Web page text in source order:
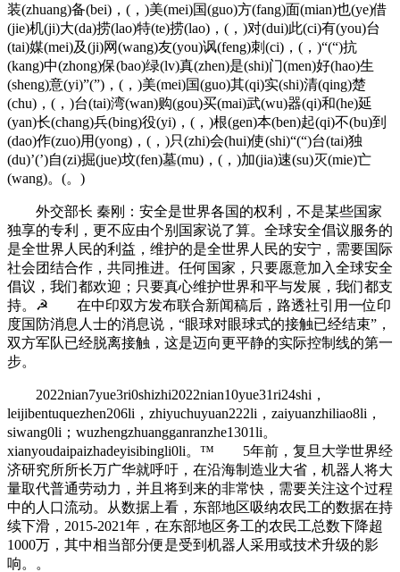
装(zhuang)备(bei)，(，)美(mei)国(guo)方(fang)面(mian)也(ye)借
(jie)机(ji)大(da)捞(lao)特(te)捞(lao)，(，)对(dui)此(ci)有(you)台
(tai)媒(mei)及(ji)网(wang)友(you)讽(feng)刺(ci)，(，)“(“)抗
(kang)中(zhong)保(bao)绿(lv)真(zhen)是(shi)门(men)好(hao)生
(sheng)意(yi)”(”)，(，)美(mei)国(guo)其(qi)实(shi)清(qing)楚
(chu)，(，)台(tai)湾(wan)购(gou)买(mai)武(wu)器(qi)和(he)延
(yan)长(chang)兵(bing)役(yi)，(，)根(gen)本(ben)起(qi)不(bu)到
(dao)作(zuo)用(yong)，(，)只(zhi)会(hui)使(shi)“(“)台(tai)独
(du)’(’)自(zi)掘(jue)坟(fen)墓(mu)，(，)加(jia)速(su)灭(mie)亡
(wang)。(。)
外交部长 秦刚：安全是世界各国的权利，不是某些国家
独享的专利，更不应由个别国家说了算。全球安全倡议服务的
是全世界人民的利益，维护的是全世界人民的安宁，需要国际
社会团结合作，共同推进。任何国家，只要愿意加入全球安全
倡议，我们都欢迎；只要真心维护世界和平与发展，我们都支
持。☭ 在中印双方发布联合新闻稿后，路透社引用一位印
度国防消息人士的消息说，“眼球对眼球式的接触已经结束”，
双方军队已经脱离接触，这是迈向更平静的实际控制线的第一
步。
2022nian7yue3ri0shizhi2022nian10yue31ri24shi，
leijibentuquezhen206li，zhiyuchuyuan222li，zaiyuanzhiliao8li，
siwang0li；wuzhengzhuangganranzhe1301li。
xianyoudaipaizhadeyisibingli0li。™ 5年前，复旦大学世界经
济研究所所长万广华就呼吁，在沿海制造业大省，机器人将大
量取代普通劳动力，并且将到来的非常快，需要关注这个过程
中的人口流动。从数据上看，东部地区吸纳农民工的数据在持
续下滑，2015-2021年，在东部地区务工的农民工总数下降超
1000万，其中相当部分便是受到机器人采用或技术升级的影
响。。